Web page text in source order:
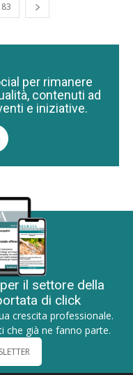
83
per rimanere
contenuti ad
e iniziative.
il settore della
di click
crescita professionale.
che già ne fanno parte.